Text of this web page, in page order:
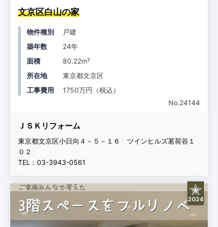
文京区白山の家
物件種別
戸建
築年数
24年
面積
80.22m²
所在地
東京都文京区
工事費用
1750万円（税込）
No.24144
ＪＳＫリフォーム
東京都文京区小日向４－５－１６ ツインヒルズ茗荷谷１
０２
TEL：03-3943-0561
2024